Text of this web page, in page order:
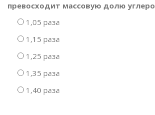
превосходит массовую долю
1,05 раза
1,15 раза
1,25 раза
1,35 раза
1,40 раза